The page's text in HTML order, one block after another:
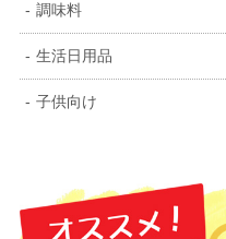
調味料
生活日用品
子供向け